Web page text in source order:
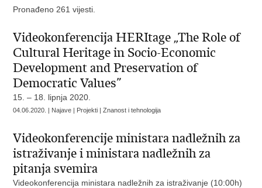
Pronađeno 261 vijesti.
Videokonferencija HERItage „The Role of
Cultural Heritage in Socio-Economic
Development and Preservation of
Democratic Values”
15. – 18. lipnja 2020.
04.06.2020. | Najave | Projekti | Znanost i tehnologija
Videokonferencije ministara nadležnih za
istraživanje i ministara nadležnih za
pitanja svemira
Videokonferencija ministara nadležnih za istraživanje (10:00h)